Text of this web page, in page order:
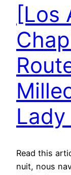
[Los
Lady
Read this
nuit, nous